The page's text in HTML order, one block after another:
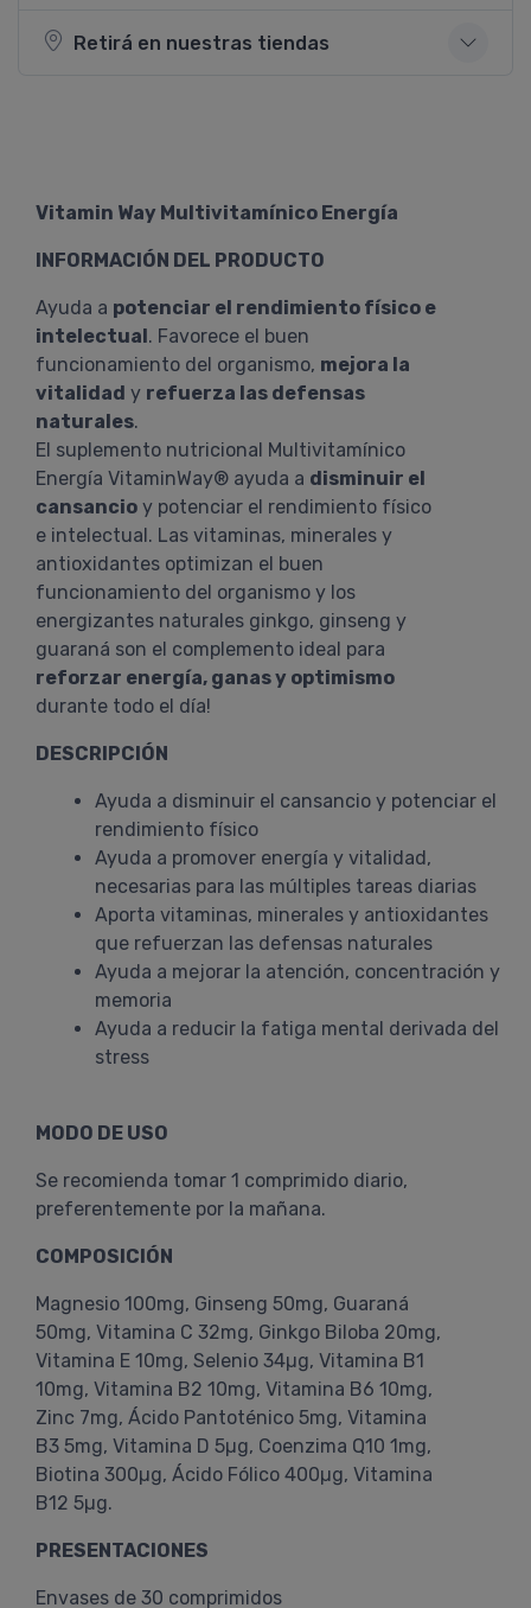
Retirá en nuestras tiendas
Vitamin Way Multivitamínico Energía
INFORMACIÓN DEL PRODUCTO
Ayuda a potenciar el rendimiento físico e
intelectual. Favorece el buen
funcionamiento del organismo, mejora la
vitalidad y refuerza las defensas
naturales.
El suplemento nutricional Multivitamínico
Energía VitaminWay® ayuda a disminuir el
cansancio y potenciar el rendimiento físico
e intelectual. Las vitaminas, minerales y
antioxidantes optimizan el buen
funcionamiento del organismo y los
energizantes naturales ginkgo, ginseng y
guaraná son el complemento ideal para
reforzar energía, ganas y optimismo
durante todo el día!
DESCRIPCIÓN
Ayuda a disminuir el cansancio y potenciar el
rendimiento físico
Ayuda a promover energía y vitalidad,
necesarias para las múltiples tareas diarias
Aporta vitaminas, minerales y antioxidantes
que refuerzan las defensas naturales
Ayuda a mejorar la atención, concentración y
memoria
Ayuda a reducir la fatiga mental derivada del
stress
MODO DE USO
Se recomienda tomar 1 comprimido diario,
preferentemente por la mañana.
COMPOSICIÓN
Magnesio 100mg, Ginseng 50mg, Guaraná
50mg, Vitamina C 32mg, Ginkgo Biloba 20mg,
Vitamina E 10mg, Selenio 34µg, Vitamina B1
10mg, Vitamina B2 10mg, Vitamina B6 10mg,
Zinc 7mg, Ácido Pantoténico 5mg, Vitamina
B3 5mg, Vitamina D 5µg, Coenzima Q10 1mg,
Biotina 300µg, Ácido Fólico 400µg, Vitamina
B12 5µg.
PRESENTACIONES
Envases de 30 comprimidos